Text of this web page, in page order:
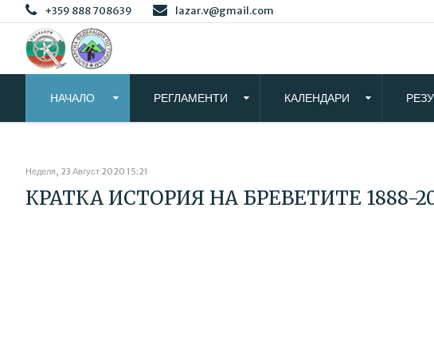
+359 888 708639 lazar.v@gmail.com
НАЧАЛО РЕГЛАМЕНТИ КАЛЕНДАРИ
Неделя, 23 Август 2020 15:21
КРАТКА ИСТОРИЯ НА БРЕВЕТИТЕ 1888-